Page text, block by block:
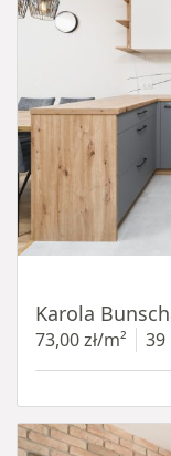
Karola
73,00 zł/m² 39